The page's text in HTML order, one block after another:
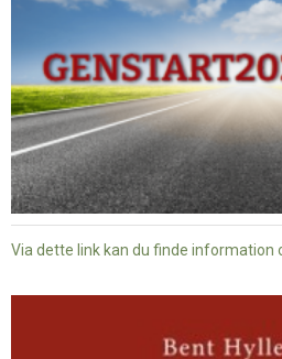
Via dette link kan du finde information